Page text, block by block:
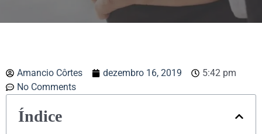
Amancio Côrtes dezembro 16, 2019
5:42 pm
No Comments
Índice